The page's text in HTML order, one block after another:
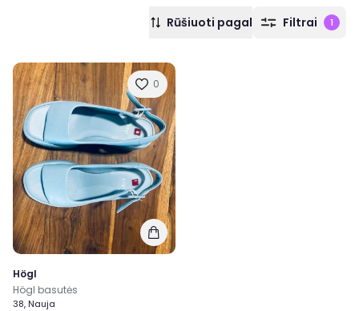
Rūšiuoti pagal Filtrai 1
0
Högl
Högl basutės
38, Nauja